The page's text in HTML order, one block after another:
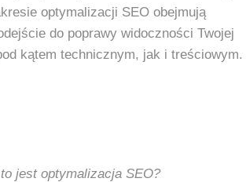
optymalizacji SEO obejmują
do poprawy widoczności Twojej
kątem technicznym, jak i treściowym.
jest optymalizacja SEO?